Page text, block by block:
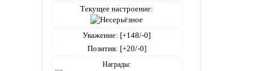
Текущее настроение:
Уважение: [+148/-0]
Позитив: [+20/-0]
Награды: